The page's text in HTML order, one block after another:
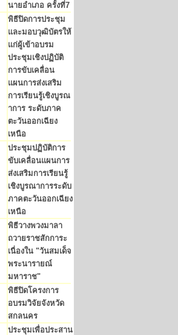
นายอำเภอ ครั้งที่7
พิธีปิดการประชุม
และมอบวุฒิบัตรให้
แก่ผู้เข้าอบรม
ประชุมเชิงปฏิบัติ
การขับเคลื่อน
แผนการส่งเสริม
การเรียนรู้เชิงบูรณ
าการ ระดับภาค
ตะวันออกเฉียง
เหนือ
ประชุมปฏิบัติการ
ขับเคลื่อนแผนการ
ส่งเสริมการเรียนรู้
เชิงบูรณาการระดับ
ภาคตะวันออกเฉียง
เหนือ
พิธีวางพวงมาลา
ถวายราชสักการะ
เนื่องใน "วันสมเด็จ
พระนารายณ์
มหาราช"
พิธีปิดโครงการ
อบรมวิจัยจังหวัด
สกลนคร
ประชุมเพื่อประสาน